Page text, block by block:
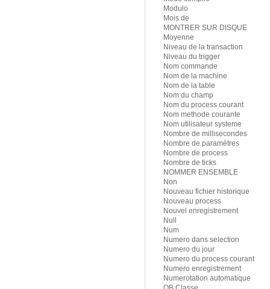
Modulo
Mois de
MONTRER SUR DISQUE
Moyenne
Niveau de la transaction
Niveau du trigger
Nom commande
Nom de la machine
Nom de la table
Nom du champ
Nom du process courant
Nom methode courante
Nom utilisateur systeme
Nombre de millisecondes
Nombre de paramètres
Nombre de process
Nombre de ticks
NOMMER ENSEMBLE
Non
Nouveau fichier historique
Nouveau process
Nouvel enregistrement
Null
Num
Numero dans selection
Numero du jour
Numero du process courant
Numero enregistrement
Numerotation automatique